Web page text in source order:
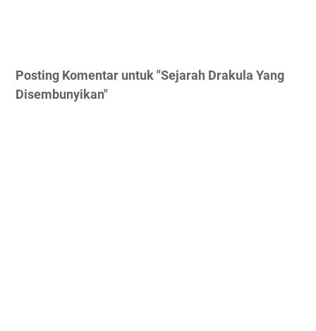
Posting Komentar untuk "Sejarah Drakula Yang
Disembunyikan"